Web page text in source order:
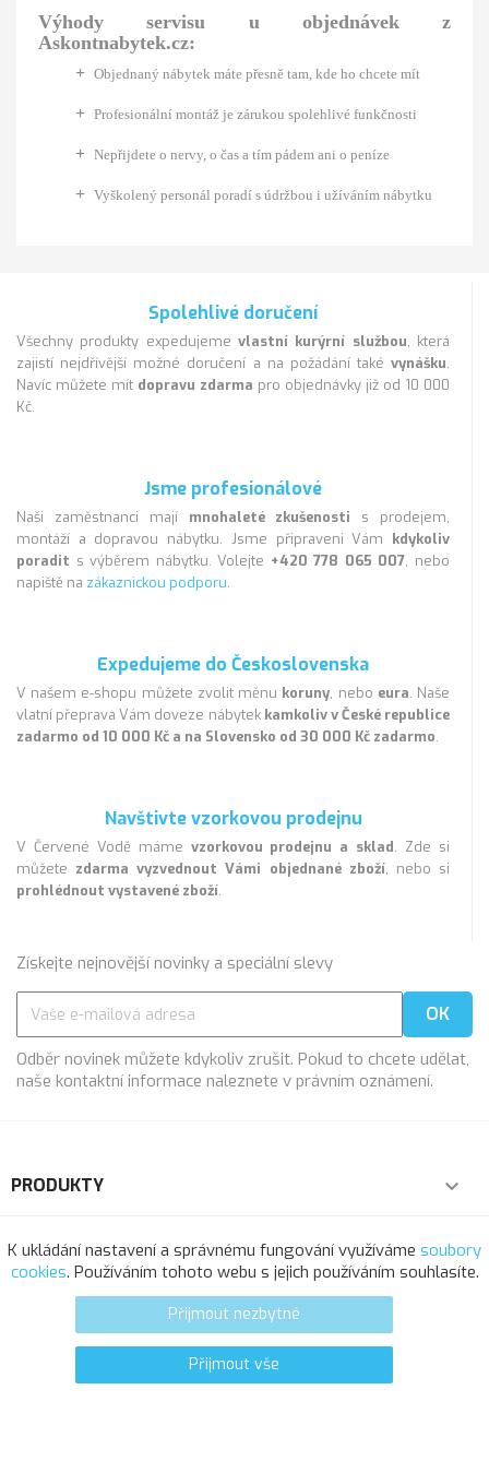
Výhody servisu u objednávek z
Askontnabytek.cz:
+ Objednaný nábytek máte přesně tam, kde ho chcete mít
+ Profesionální montáž je zárukou spolehlivé funkčnosti
+ Nepřijdete o nervy, o čas a tím pádem ani o peníze
+ Vyškolený personál poradí s údržbou i užíváním nábytku
Spolehlivé doručení
Všechny produkty expedujeme vlastní kurýrní službou, která
zajistí nejdřívější možné doručení a na požádání také vynášku.
Navíc můžete mít dopravu zdarma pro objednávky již od 10 000
Kč.
Jsme profesionálové
Naši zaměstnanci mají mnohaleté zkušenosti s prodejem,
montáží a dopravou nábytku. Jsme připraveni Vám kdykoliv
poradit s výběrem nábytku. Volejte +420 778 065 007, nebo
napiště na zákaznickou podporu.
Expedujeme do Československa
V našem e-shopu můžete zvolit měnu koruny, nebo eura. Naše
vlatní přeprava Vám doveze nábytek kamkoliv v České republice
zadarmo od 10 000 Kč a na Slovensko od 30 000 Kč zadarmo.
Navštivte vzorkovou prodejnu
V Červené Vodě máme vzorkovou prodejnu a sklad. Zde si
můžete zdarma vyzvednout Vámi objednané zboží, nebo si
prohlédnout vystavené zboží.
Získejte nejnovější novinky a speciální slevy
Odběr novinek můžete kdykoliv zrušit. Pokud to chcete udělat,
naše kontaktní informace naleznete v právním oznámení.
PRODUKTY 
NAŠE SPOLEČNOST 
VÁŠ ÚČET
INFORMACE O OBCHODU
K ukládání nastavení a správnému fungování využíváme soubory
cookies. Používáním tohoto webu s jejich používáním souhlasíte.
Přijmout nezbytné
Přijmout vše
© 2025 - Softresource, spol. s r.o.